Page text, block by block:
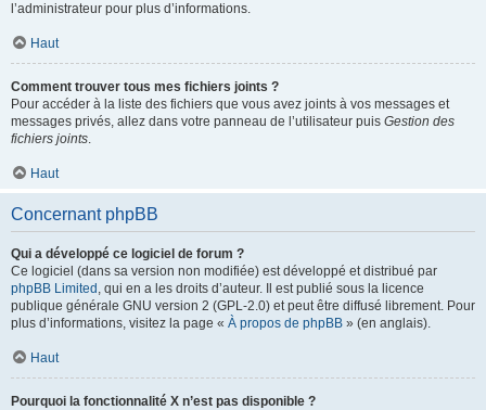
l’administrateur pour plus d’informations.
Haut
Comment trouver tous mes fichiers joints ?
Pour accéder à la liste des fichiers que vous avez joints à vos messages et
messages privés, allez dans votre panneau de l’utilisateur puis Gestion des
fichiers joints.
Haut
Concernant phpBB
Qui a développé ce logiciel de forum ?
Ce logiciel (dans sa version non modifiée) est développé et distribué par
phpBB Limited , qui en a les droits d’auteur. Il est publié sous la licence
publique générale GNU version 2 (GPL-2.0) et peut être diffusé librement. Pour
plus d’informations, visitez la page « À propos de phpBB » (en anglais).
Haut
Pourquoi la fonctionnalité X n’est pas disponible ?